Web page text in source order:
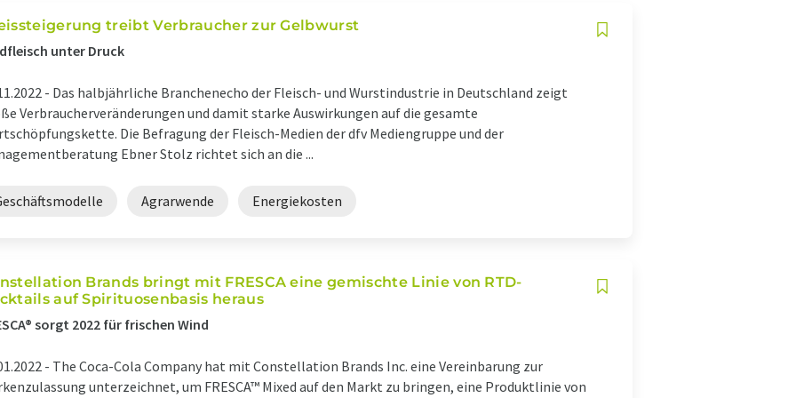
treibt Verbraucher zur Gelbwurst
unter Druck
- Das halbjährliche Branchenecho der Fleisch- und Wurstindustrie in Deutschland zeigt
Verbraucherveränderungen und damit starke Auswirkungen auf die gesamte
Die Befragung der Fleisch-Medien der dfv Mediengruppe und der
Ebner Stolz richtet sich an die ...
Agrarwende Energiekosten
Brands bringt mit FRESCA eine gemischte Linie von RTD-
auf Spirituosenbasis heraus
sorgt 2022 für frischen Wind
- The Coca-Cola Company hat mit Constellation Brands Inc. eine Vereinbarung zur
unterzeichnet, um FRESCA™ Mixed auf den Markt zu bringen, eine Produktlinie von